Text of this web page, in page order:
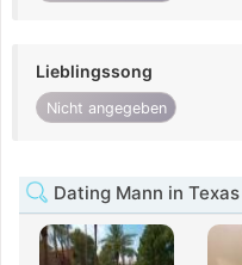
Lieblingssong
Nicht angegeben
Dating Mann in Texas